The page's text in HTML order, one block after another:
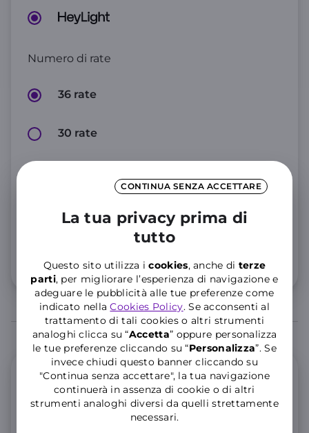
CONTINUA SENZA ACCETTARE
La tua privacy prima di
tutto
Questo sito utilizza icookies, anche di terze
parti, per migliorare l’esperienza di navigazione e
adeguare le pubblicità alle tue preferenze come
indicato nellaCookies Policy. Se acconsenti al
trattamento di tali cookies o altri strumenti
analoghi clicca su “Accetta” oppure personalizza
le tue preferenze cliccando su “Personalizza”. Se
invece chiudi questo banner cliccando su
"Continua senza accettare", la tua navigazione
continuerà in assenza di cookie o di altri
strumenti analoghi diversi da quelli strettamente
necessari.
Numero di rate
36 rate
30 rate
+5,99€
Dettaglio costi
GIGA e Minuti illimitati
Offerta Mobile